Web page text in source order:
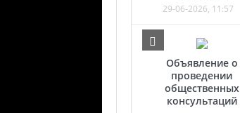
29-06-2026, 11:57
Объявление о
проведении
общественных
консультаций